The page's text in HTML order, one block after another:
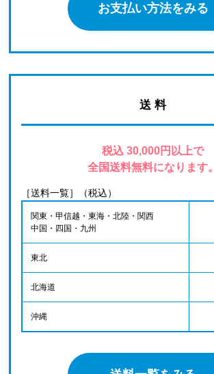
お支払い方法をみる
送 料
税込 30,000円以上で
全国送料無料になります。
［送料一覧］（税込）
関東・甲信越・東海・北陸・関西
中国・四国・九州
東北
北海道
沖縄